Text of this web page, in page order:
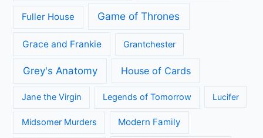
A place to call Home Arrow
Brooklyn Nine-Nine Call the Midwife
Death in Paradise Dertigers Fargo
Flikken Maastricht Flikken Rotterdam